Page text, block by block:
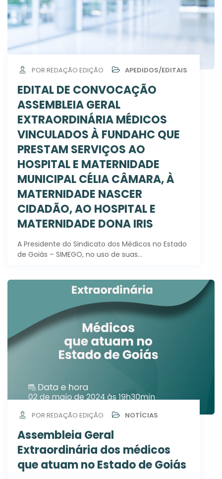
POR REDAÇÃO EDIÇÃO APEDIDOS/EDITAIS
EDITAL DE CONVOCAÇÃO
ASSEMBLEIA GERAL
EXTRAORDINÁRIA MÉDICOS
VINCULADOS À FUNDAHC QUE
PRESTAM SERVIÇOS AO
HOSPITAL E MATERNIDADE
MUNICIPAL CÉLIA CÂMARA, À
MATERNIDADE NASCER
CIDADÃO, AO HOSPITAL E
MATERNIDADE DONA IRIS
A Presidente do Sindicato dos Médicos no Estado
de Goiás – SIMEGO, no uso de suas…
POR REDAÇÃO EDIÇÃO NOTÍCIAS
Assembleia Geral
Extraordinária dos médicos
que atuam no Estado de Goiás